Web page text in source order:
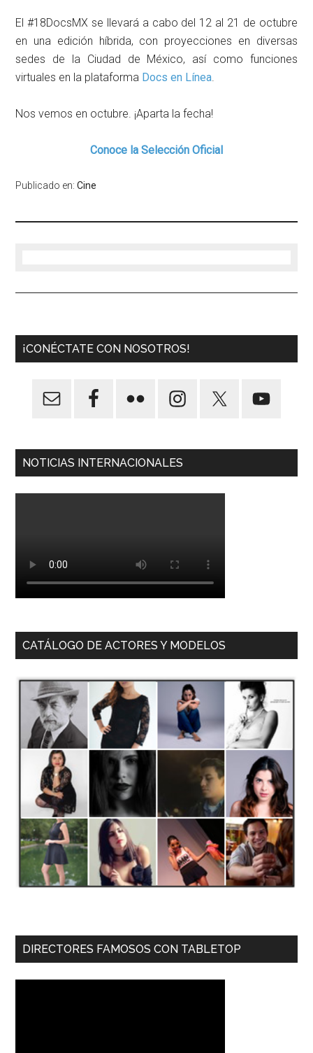
El #18DocsMX se llevará a cabo del 12 al 21 de octubre
en una edición híbrida, con proyecciones en diversas
sedes de la Ciudad de México, así como funciones
virtuales en la plataforma Docs en Línea.
Nos vemos en octubre. ¡Aparta la fecha!
Conoce la Selección Oficial
Publicado en:Cine
¡CONÉCTATE CON NOSOTROS!
NOTICIAS INTERNACIONALES
CATÁLOGO DE ACTORES Y MODELOS
DIRECTORES FAMOSOS CON TABLETOP